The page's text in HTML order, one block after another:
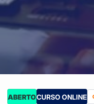
ABERTOCURSO ONLINE